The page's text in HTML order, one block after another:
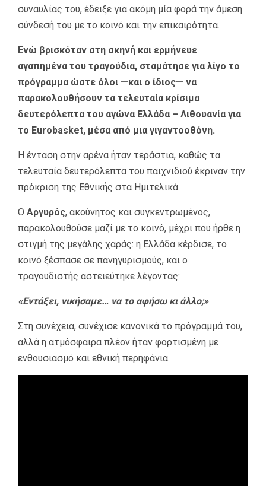
συναυλίας του, έδειξε για ακόμη μία φορά την άμεση
σύνδεσή του με το κοινό και την επικαιρότητα.
Ενώ βρισκόταν στη σκηνή και ερμήνευε
αγαπημένα του τραγούδια, σταμάτησε για λίγο το
πρόγραμμα ώστε όλοι —και ο ίδιος— να
παρακολουθήσουν τα τελευταία κρίσιμα
δευτερόλεπτα του αγώνα Ελλάδα – Λιθουανία για
το Eurobasket, μέσα από μια γιγαντοοθόνη.
Η ένταση στην αρένα ήταν τεράστια, καθώς τα
τελευταία δευτερόλεπτα του παιχνιδιού έκριναν την
πρόκριση της Εθνικής στα Ημιτελικά.
Ο Αργυρός, ακούνητος και συγκεντρωμένος,
παρακολουθούσε μαζί με το κοινό, μέχρι που ήρθε η
στιγμή της μεγάλης χαράς: η Ελλάδα κέρδισε, το
κοινό ξέσπασε σε πανηγυρισμούς, και ο
τραγουδιστής αστειεύτηκε λέγοντας:
«Εντάξει, νικήσαμε… να το αφήσω κι άλλο;»
Στη συνέχεια, συνέχισε κανονικά το πρόγραμμά του,
αλλά η ατμόσφαιρα πλέον ήταν φορτισμένη με
ενθουσιασμό και εθνική περηφάνια.